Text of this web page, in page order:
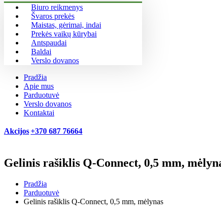
Biuro reikmenys
Švaros prekės
Maistas, gėrimai, indai
Prekės vaikų kūrybai
Antspaudai
Baldai
Verslo dovanos
Pradžia
Apie mus
Parduotuvė
Verslo dovanos
Kontaktai
Akcijos+370 687 76664
Gelinis rašiklis Q-Connect, 0,5 mm,
Pradžia
Parduotuvė
Gelinis rašiklis Q-Connect, 0,5 mm, mėlynas